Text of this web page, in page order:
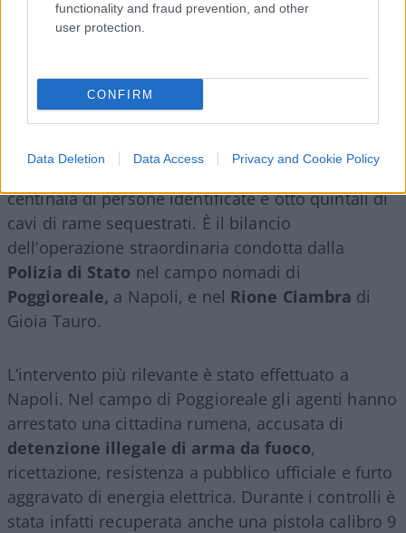
functionality and fraud prevention, and other
user protection.
CONFIRM
Data Deletion Data Access Privacy and Cookie Policy
centinaia di persone identificate e otto quintali di
cavi di rame sequestrati. È il bilancio
dell’operazione straordinaria condotta dalla
Polizia di Stato nel campo nomadi di
Poggioreale, a Napoli, e nel Rione Ciambra di
Gioia Tauro.
L’intervento più rilevante è stato effettuato a
Napoli. Nel campo di Poggioreale gli agenti hanno
arrestato una cittadina rumena, accusata di
detenzione illegale di arma da fuoco,
ricettazione, resistenza a pubblico ufficiale e furto
aggravato di energia elettrica. Durante i controlli è
stata infatti recuperata anche una pistola calibro 9